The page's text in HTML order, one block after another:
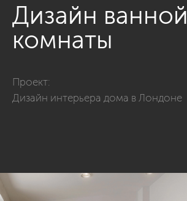
Дизайн ванной
комнаты
Проект:
Дизайн интерьера дома в Лондоне